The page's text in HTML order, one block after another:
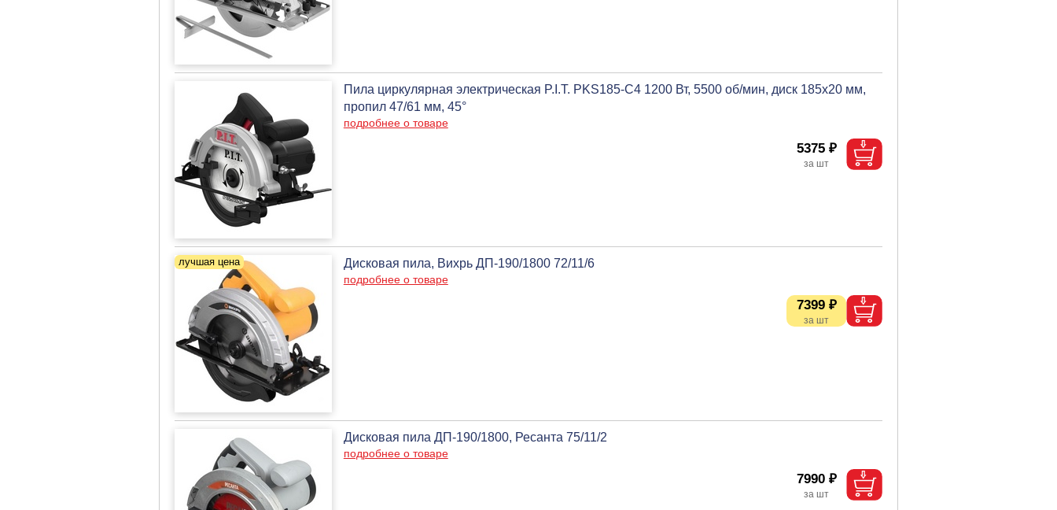
Пила циркулярная электрическая P.I.T. PKS185-C4 1200 Вт, 5500 об/мин, диск 185х20 мм,
пропил 47/61 мм, 45°
подробнее о товаре
5375 ₽
Дисковая пила, Вихрь ДП-190/1800 72/11/6
подробнее о товаре
7399 ₽
Дисковая пила ДП-190/1800, Ресанта 75/11/2
подробнее о товаре
7990 ₽